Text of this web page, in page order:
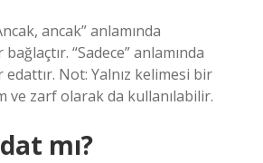
ancak” anlamında
bağlaçtır. “Sadece” anlamında
edattır. Not: Yalnız kelimesi bir
ve zarf olarak da kullanılabilir.
mı?